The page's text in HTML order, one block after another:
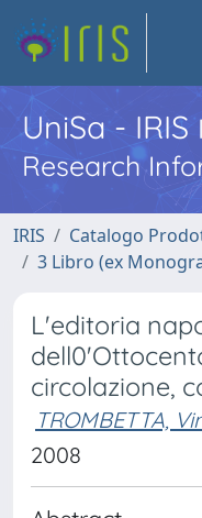
UniSa - IRIS
Research
IRIS
Catalogo
3 Libro (ex
L'editoria
circolazione,
TROMBETTA,
2008